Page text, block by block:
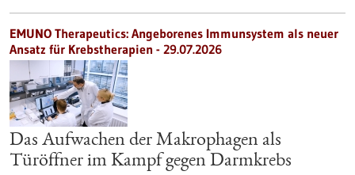
EMUNO Therapeutics: Angeborenes Immunsystem als neuer
Ansatz für Krebstherapien - 29.07.2026
Das Aufwachen der Makrophagen als
Türöffner im Kampf gegen Darmkrebs